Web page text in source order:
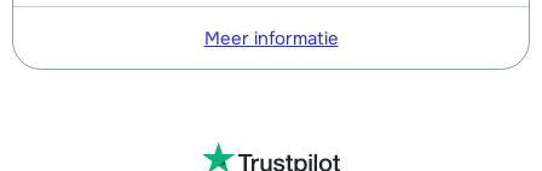
Meer informatie